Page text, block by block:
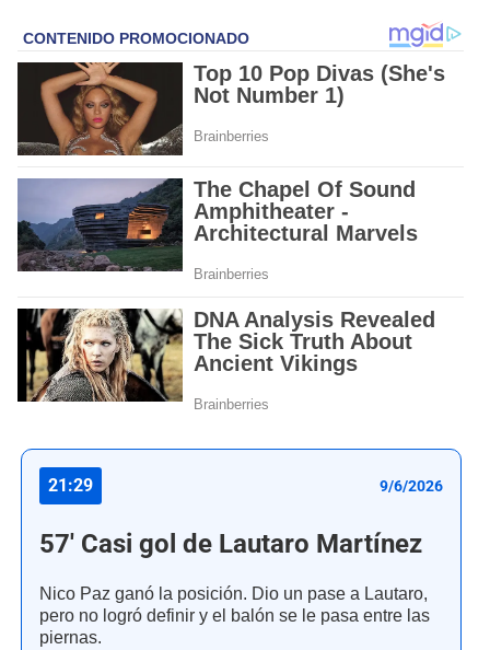
21:29 9/6/2026
57' Casi gol de Lautaro Martínez
Nico Paz ganó la posición. Dio un pase a Lautaro,
pero no logró definir y el balón se le pasa entre las
piernas.